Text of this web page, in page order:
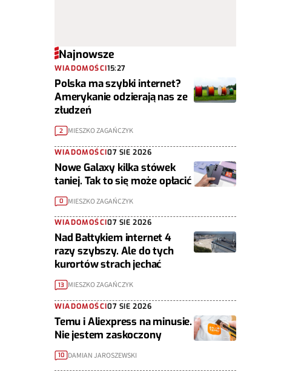
Najnowsze
WIADOMOŚCI15:27
Polska ma szybki internet?
Amerykanie odzierają nas ze
złudzeń
2 MIESZKO ZAGAŃCZYK
WIADOMOŚCI07 SIE 2026
Nowe Galaxy kilka stówek
taniej. Tak to się może opłacić
0 MIESZKO ZAGAŃCZYK
WIADOMOŚCI07 SIE 2026
Nad Bałtykiem internet 4
razy szybszy. Ale do tych
kurortów strach jechać
13 MIESZKO ZAGAŃCZYK
WIADOMOŚCI07 SIE 2026
Temu i Aliexpress na minusie.
Nie jestem zaskoczony
10 DAMIAN JAROSZEWSKI